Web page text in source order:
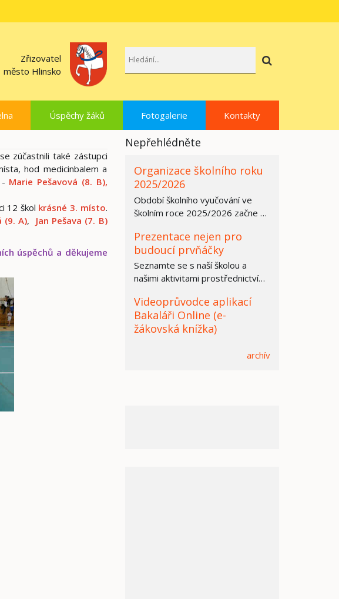
Zřizovatel
město Hlinsko
Úspěchy žáků Fotogalerie Kontakty
zúčastnili také zástupci
hod medicinbalem a
Marie Pešavová (8. B),
12 škol krásné 3. místo.
(9. A), Jan Pešava (7. B)
úspěchů a děkujeme
Nepřehlédněte
Organizace školního roku
2025/2026
Období školního vyučování ve
školním roce 2025/2026 začne ve
středních…
Prezentace nejen pro
budoucí prvňáčky
Seznamte se s naší školou a
našimi aktivitami prostřednictvím
Videoprůvodce aplikací
Bakaláři Online (e-
žákovská knížka)
archív